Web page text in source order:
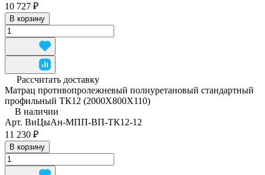
10 727 ₽
В корзину
Рассчитать доставку
Матрац противопролежневый полиуретановый стандартный
профильный ТК12 (2000Х800Х110)
В наличии
Арт. ВиЦыАн-МПП-ВП-ТК12-12
11 230 ₽
В корзину